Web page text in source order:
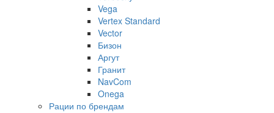
Vega
Vertex Standard
Vector
Бизон
Аргут
Гранит
NavCom
Onega
Рации по брендам